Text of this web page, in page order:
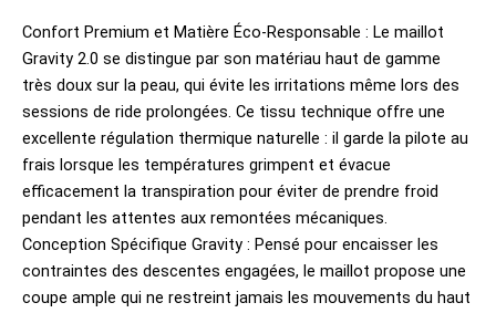
Confort Premium et Matière Éco-Responsable : Le maillot
Gravity 2.0 se distingue par son matériau haut de gamme
très doux sur la peau, qui évite les irritations même lors des
sessions de ride prolongées. Ce tissu technique offre une
excellente régulation thermique naturelle : il garde la pilote au
frais lorsque les températures grimpent et évacue
efficacement la transpiration pour éviter de prendre froid
pendant les attentes aux remontées mécaniques.
Conception Spécifique Gravity : Pensé pour encaisser les
contraintes des descentes engagées, le maillot propose une
coupe ample qui ne restreint jamais les mouvements du haut